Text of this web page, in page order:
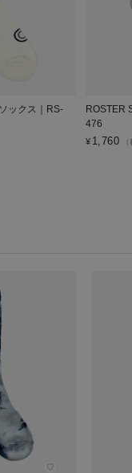
ックス｜RS-
ROSTER
476
¥ 1,760
♡